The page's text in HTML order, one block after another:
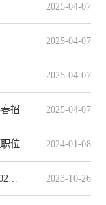
2025-04-07
2025-04-07
2025-04-07
招 2025-04-07
位 2024-01-08
【招聘信息】基恩士（中国）有限公司 2024秋季校园招聘 2023-10-26